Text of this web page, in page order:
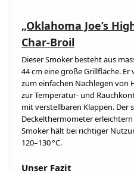
„Oklahoma Joe’s
Char-Broil
Dieser Smoker besteht aus
44 cm eine große Grillfläche.
zum einfachen Nachlegen von
zur Temperatur- und
mit verstellbaren Klappen. Der
Deckelthermometer
Smoker hält bei richtiger
120–130 °C.
Unser Fazit